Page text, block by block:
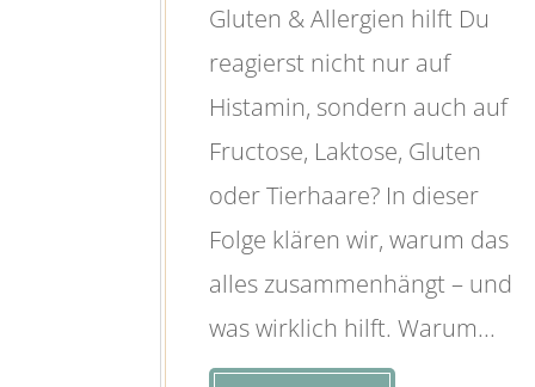
Gluten & Allergien hilft Du
reagierst nicht nur auf
Histamin, sondern auch auf
Fructose, Laktose, Gluten
oder Tierhaare? In dieser
Folge klären wir, warum das
alles zusammenhängt – und
was wirklich hilft. Warum...